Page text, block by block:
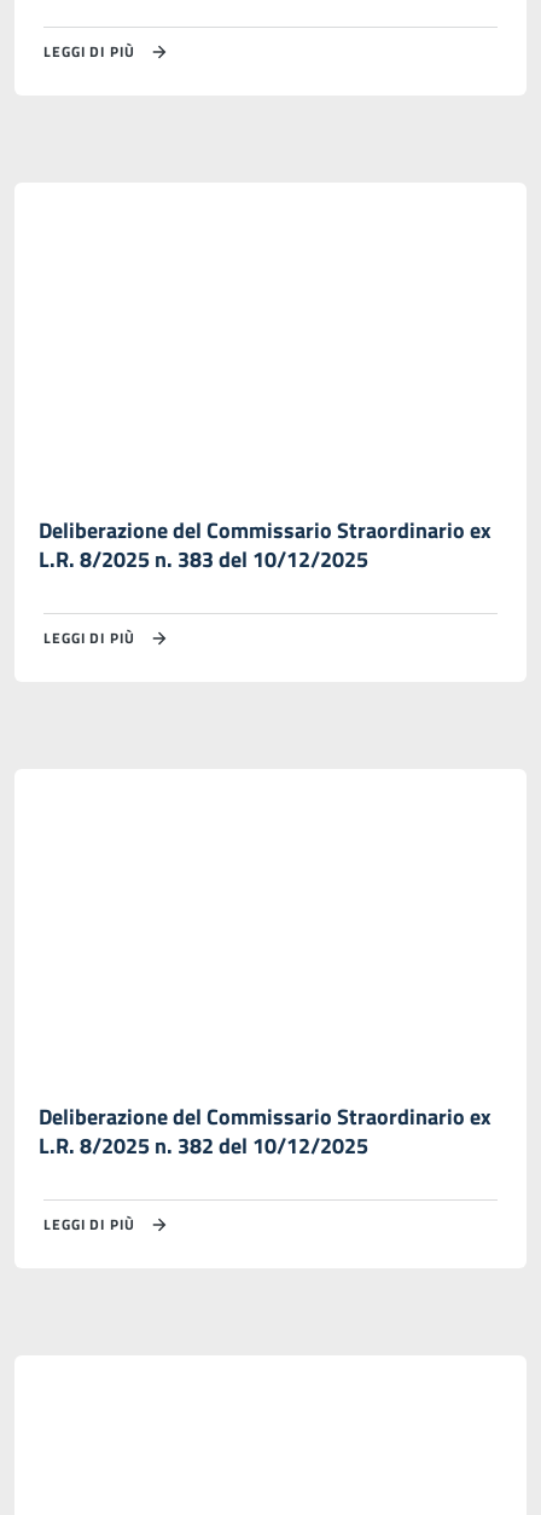
LEGGI DI PIÙ
Deliberazione del Commissario Straordinario ex
L.R. 8/2025 n. 383 del 10/12/2025
LEGGI DI PIÙ
Deliberazione del Commissario Straordinario ex
L.R. 8/2025 n. 382 del 10/12/2025
LEGGI DI PIÙ